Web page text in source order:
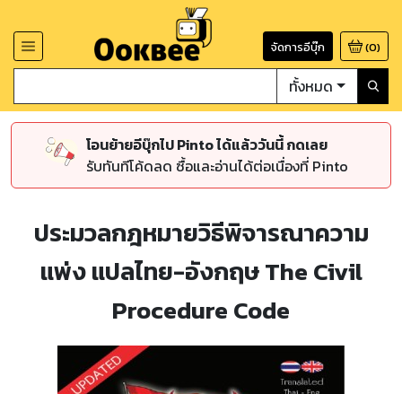
จัดการอีบุ๊ก (0)
ทั้งหมด
โอนย้ายอีบุ๊กไป Pinto ได้แล้ววันนี้ กดเลย
รับทันทีโค้ดลด ซื้อและอ่านได้ต่อเนื่องที่ Pinto
ประมวลกฎหมายวิธีพิจารณาความ
แพ่ง แปลไทย-อังกฤษ The Civil
Procedure Code